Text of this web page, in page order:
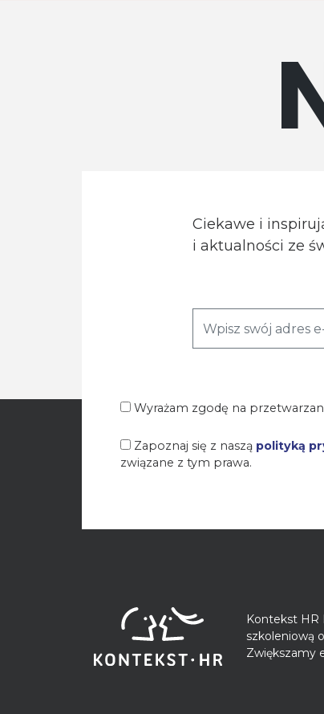
Ciekawe i
i aktualności ze
Wyrażam zgodę na
Zapoznaj się z naszą polityką
związane z tym prawa.
Kontekst HR
szkoleniową
Zwiększamy